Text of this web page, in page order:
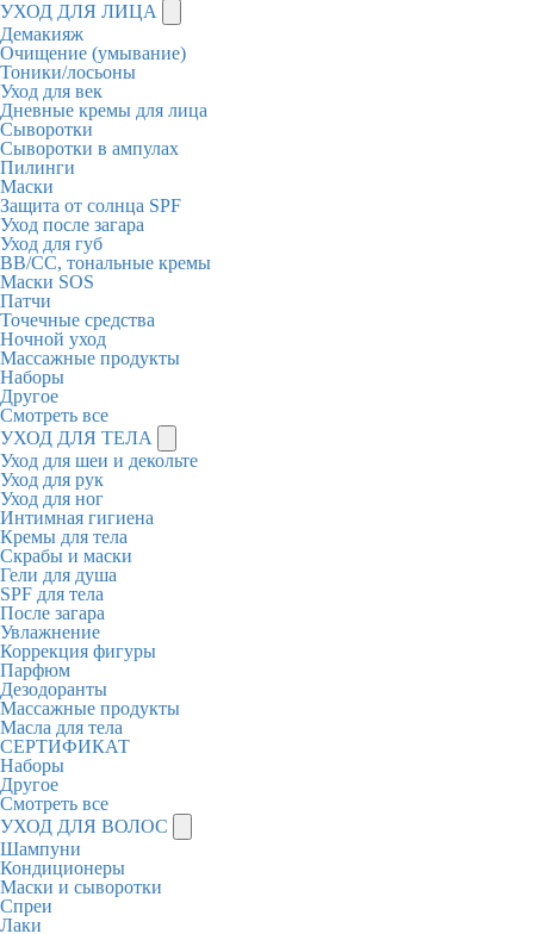
УХОД ДЛЯ ЛИЦА
Демакияж
Очищение (умывание)
Тоники/лосьоны
Уход для век
Дневные кремы для лица
Сыворотки
Сыворотки в ампулах
Пилинги
Маски
Защита от солнца SPF
Уход после загара
Уход для губ
BB/CC, тональные кремы
Маски SOS
Патчи
Точечные средства
Ночной уход
Массажные продукты
Наборы
Другое
Смотреть все
УХОД ДЛЯ ТЕЛА
Уход для шеи и декольте
Уход для рук
Уход для ног
Интимная гигиена
Кремы для тела
Скрабы и маски
Гели для душа
SPF для тела
После загара
Увлажнение
Коррекция фигуры
Парфюм
Дезодоранты
Массажные продукты
Масла для тела
СЕРТИФИКАТ
Наборы
Другое
Смотреть все
УХОД ДЛЯ ВОЛОС
Шампуни
Кондиционеры
Маски и сыворотки
Спреи
Лаки